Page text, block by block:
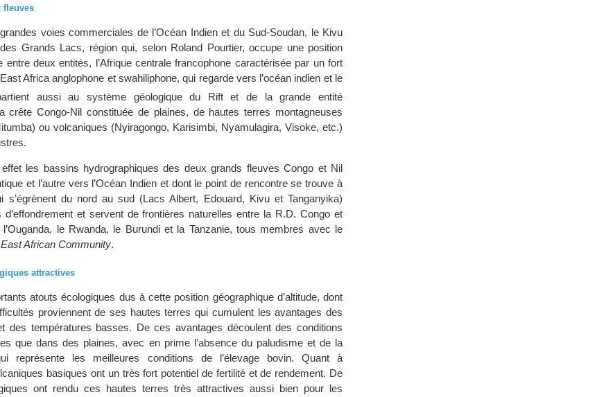
fleuves
voies commerciales de l’Océan Indien et du Sud-Soudan, le Kivu
Grands Lacs, région qui, selon Roland Pourtier, occupe une position
entre deux entités, l’Afrique centrale francophone caractérisée par un fort
Africa anglophone et swahiliphone, qui regarde vers l’océan indien et le
aussi au système géologique du Rift et de la grande entité
crête Congo-Nil constituée de plaines, de hautes terres montagneuses
ou volcaniques (Nyiragongo, Karisimbi, Nyamulagira, Visoke, etc.)
les bassins hydrographiques des deux grands fleuves Congo et Nil
et l’autre vers l’Océan Indien et dont le point de rencontre se trouve à
s’égrènent du nord au sud (Lacs Albert, Edouard, Kivu et Tanganyika)
et servent de frontières naturelles entre la R.D. Congo et
le Rwanda, le Burundi et la Tanzanie, tous membres avec le
East African Community.
attractives
atouts écologiques dus à cette position géographique d’altitude, dont
proviennent de ses hautes terres qui cumulent les avantages des
des températures basses. De ces avantages découlent des conditions
que dans des plaines, avec en prime l’absence du paludisme et de la
représente les meilleures conditions de l’élevage bovin. Quant à
basiques ont un très fort potentiel de fertilité et de rendement. De
ont rendu ces hautes terres très attractives aussi bien pour les